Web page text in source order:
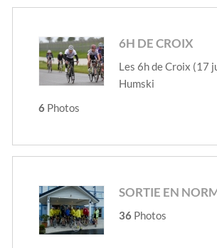
6H DE CROIX
Les 6h de Croix (17
Humski
6 Photos
SORTIE EN
36 Photos